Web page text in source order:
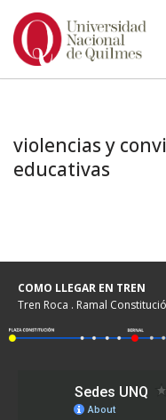
Ir
violencias y
educativas
COMO LLEGAR EN TREN
Tren Roca . Ramal